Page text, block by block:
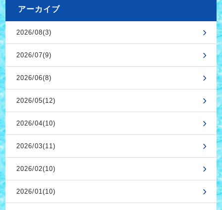
アーカイブ
2026/08(3)
2026/07(9)
2026/06(8)
2026/05(12)
2026/04(10)
2026/03(11)
2026/02(10)
2026/01(10)